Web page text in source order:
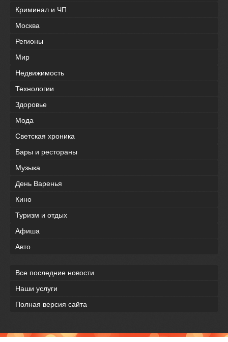
Криминал и ЧП
Москва
Регионы
Мир
Недвижимость
Технологии
Здоровье
Мода
Светская хроника
Бары и рестораны
Музыка
День Варенья
Кино
Туризм и отдых
Афиша
Авто
Все последние новости
Наши услуги
Полная версия сайта